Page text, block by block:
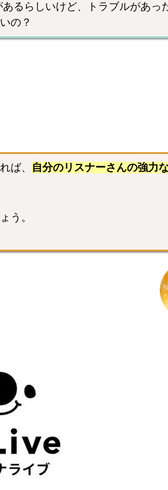
るらしいけど、トラブルがあっ
の？
ば、 自分のリスナーさんの強力
う。